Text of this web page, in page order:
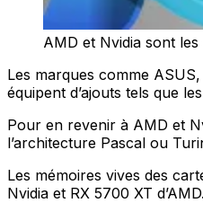
AMD et Nvidia sont
Les marques comme
équipent d’ajouts tels que
Pour en revenir à AMD et
l’architecture Pascal ou
Les mémoires vives des
Nvidia et RX 5700 XT d’AMD.